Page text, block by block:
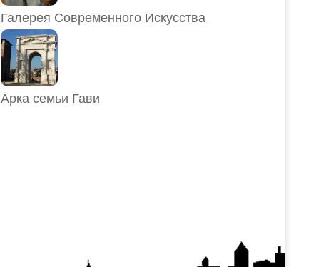
Галерея Современного Искусства
Арка семьи Гави